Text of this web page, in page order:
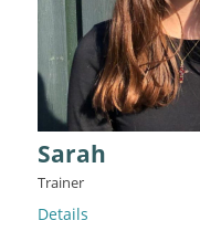
Sarah
Trainer
Details